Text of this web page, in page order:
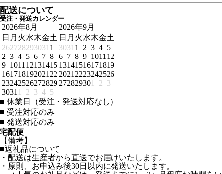
配送について
受注・発送カレンダー
2026年8月
日 月 火水木金土
262728293031 1
2 3 4 5 6 7 8
9 1011 12131415
161718192021 22
23242526272829
3031 1 2 3 4 5
2026年9月
日 月 火水木金土
3031 1 2 3 4 5
6 7 8 9 1011 12
13141516171819
2021 2223242526
272829301 2 3
■ 休業日（受注・発送対応なし）
■ 受注対応のみ
■ 発送対応のみ
宅配便
【備考】
■返礼品について
・配送は生産者から直送でお届けいたします。
・原則、お申込み後30日以内に発送いたします。